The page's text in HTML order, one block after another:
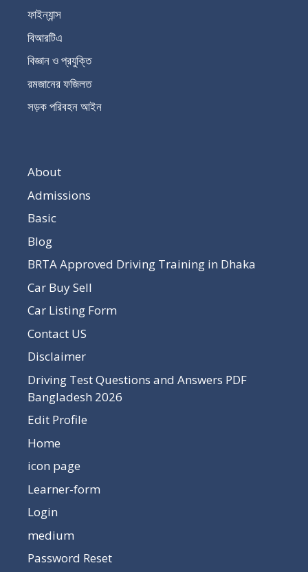
ফাইন্যান্স
বিআরটিএ
বিজ্ঞান ও প্রযুক্তি
রমজানের ফজিলত
সড়ক পরিবহন আইন
About
Admissions
Basic
Blog
BRTA Approved Driving Training in Dhaka
Car Buy Sell
Car Listing Form
Contact US
Disclaimer
Driving Test Questions and Answers PDF
Bangladesh 2026
Edit Profile
Home
icon page
Learner-form
Login
medium
Password Reset